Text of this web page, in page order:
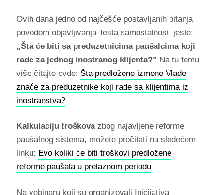
Ovih dana jedno od najčešće postavljanih pitanja
povodom objavljivanja Testa samostalnosti jeste:
„Šta će biti sa preduzetnicima paušalcima koji
rade za jednog inostranog klijenta?’’ Na tu temu
više čitajte ovde: Šta predložene izmene Vlade
znače za preduzetnike koji rade sa klijentima iz
inostranstva?
Kalkulaciju troškovazbog najavljene reforme
paušalnog sistema, možete pročitati na sledećem
linku: Evo koliki će biti troškovi predložene
reforme paušala u prelaznom periodu
Na vebinaru koji su organizovali Inicijativa